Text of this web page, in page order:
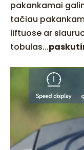
pakankamai
tačiau
liftuose ar
tobulas...